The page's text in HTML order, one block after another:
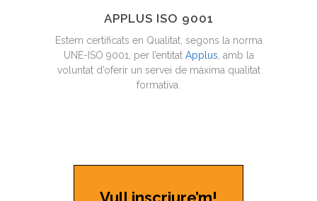
APPLUS ISO 9001
Estem certificats en Qualitat, segons la norma
UNE-ISO 9001, per l’entitat Applus , amb la
voluntat d’oferir un servei de màxima qualitat
formativa.
Vull inscriure’m!